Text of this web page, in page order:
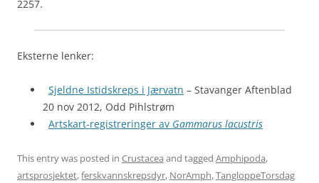
2257.
Eksterne lenker:
Sjeldne Istidskreps i Jærvatn – Stavanger Aftenblad
20 nov 2012, Odd Pihlstrøm
Artskart-registreringer av Gammarus lacustris
This entry was posted in Crustacea and tagged Amphipoda,
artsprosjektet,ferskvannskrepsdyr, NorAmph,TangloppeTorsdag